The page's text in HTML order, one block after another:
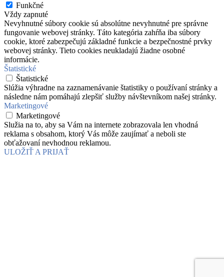
Funkčné
Vždy zapnuté
Nevyhnutné súbory cookie sú absolútne nevyhnutné pre správne
fungovanie webovej stránky. Táto kategória zahŕňa iba súbory
cookie, ktoré zabezpečujú základné funkcie a bezpečnostné prvky
webovej stránky. Tieto cookies neukladajú žiadne osobné
informácie.
Štatistické
Štatistické
Slúžia výhradne na zaznamenávanie štatistiky o používaní stránky a
následne nám pomáhajú zlepšiť služby návštevníkom našej stránky.
Marketingové
Marketingové
Služia na to, aby sa Vám na internete zobrazovala len vhodná
reklama s obsahom, ktorý Vás môže zaujímať a neboli ste
obťažovaní nevhodnou reklamou.
ULOŽIŤ A PRIJAŤ